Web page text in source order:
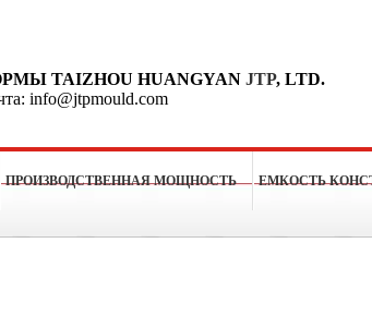
TAIZHOU HUANGYAN JTP, LTD.
info@jtpmould.com
ПРОИЗВОДСТВЕННАЯ МОЩНОСТЬ ЕМКОСТЬ